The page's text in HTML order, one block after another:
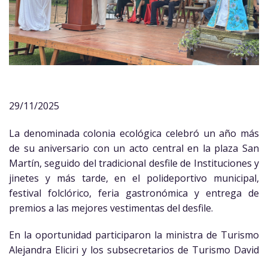
29/11/2025
La denominada colonia ecológica celebró un año más
de su aniversario con un acto central en la plaza San
Martín, seguido del tradicional desfile de Instituciones y
jinetes y más tarde, en el polideportivo municipal,
festival folclórico, feria gastronómica y entrega de
premios a las mejores vestimentas del desfile.
En la oportunidad participaron la ministra de Turismo
Alejandra Eliciri y los subsecretarios de Turismo David